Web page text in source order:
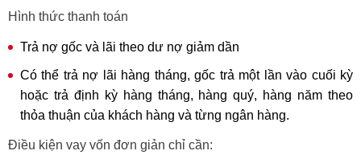
Hình thức thanh toán
Trả nợ gốc và lãi theo dư nợ giảm dần
Có thể trả nợ lãi hàng tháng, gốc trả một lần vào cuối kỳ
hoặc trả định kỳ hàng tháng, hàng quý, hàng năm theo
thỏa thuận của khách hàng và từng ngân hàng.
Điều kiện vay vốn đơn giản chỉ cần: